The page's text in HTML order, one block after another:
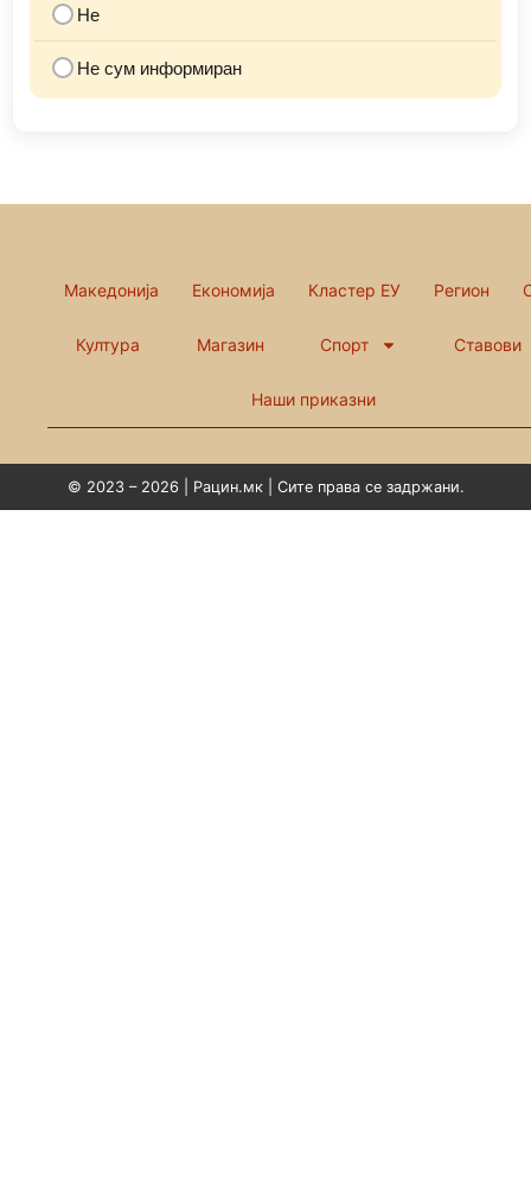
Не
Не сум информиран
Македонија Економија Кластер ЕУ Регион
Култура Магазин Спорт Ставови
Наши приказни
© 2023 – 2026 | Рацин.мк | Сите права се задржани.